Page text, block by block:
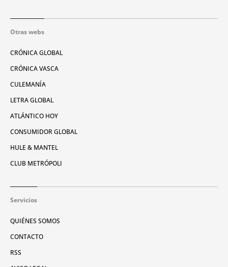
Otras webs
CRÓNICA GLOBAL
CRÓNICA VASCA
CULEMANÍA
LETRA GLOBAL
ATLÁNTICO HOY
CONSUMIDOR GLOBAL
HULE & MANTEL
CLUB METRÓPOLI
Servicios
QUIÉNES SOMOS
CONTACTO
RSS